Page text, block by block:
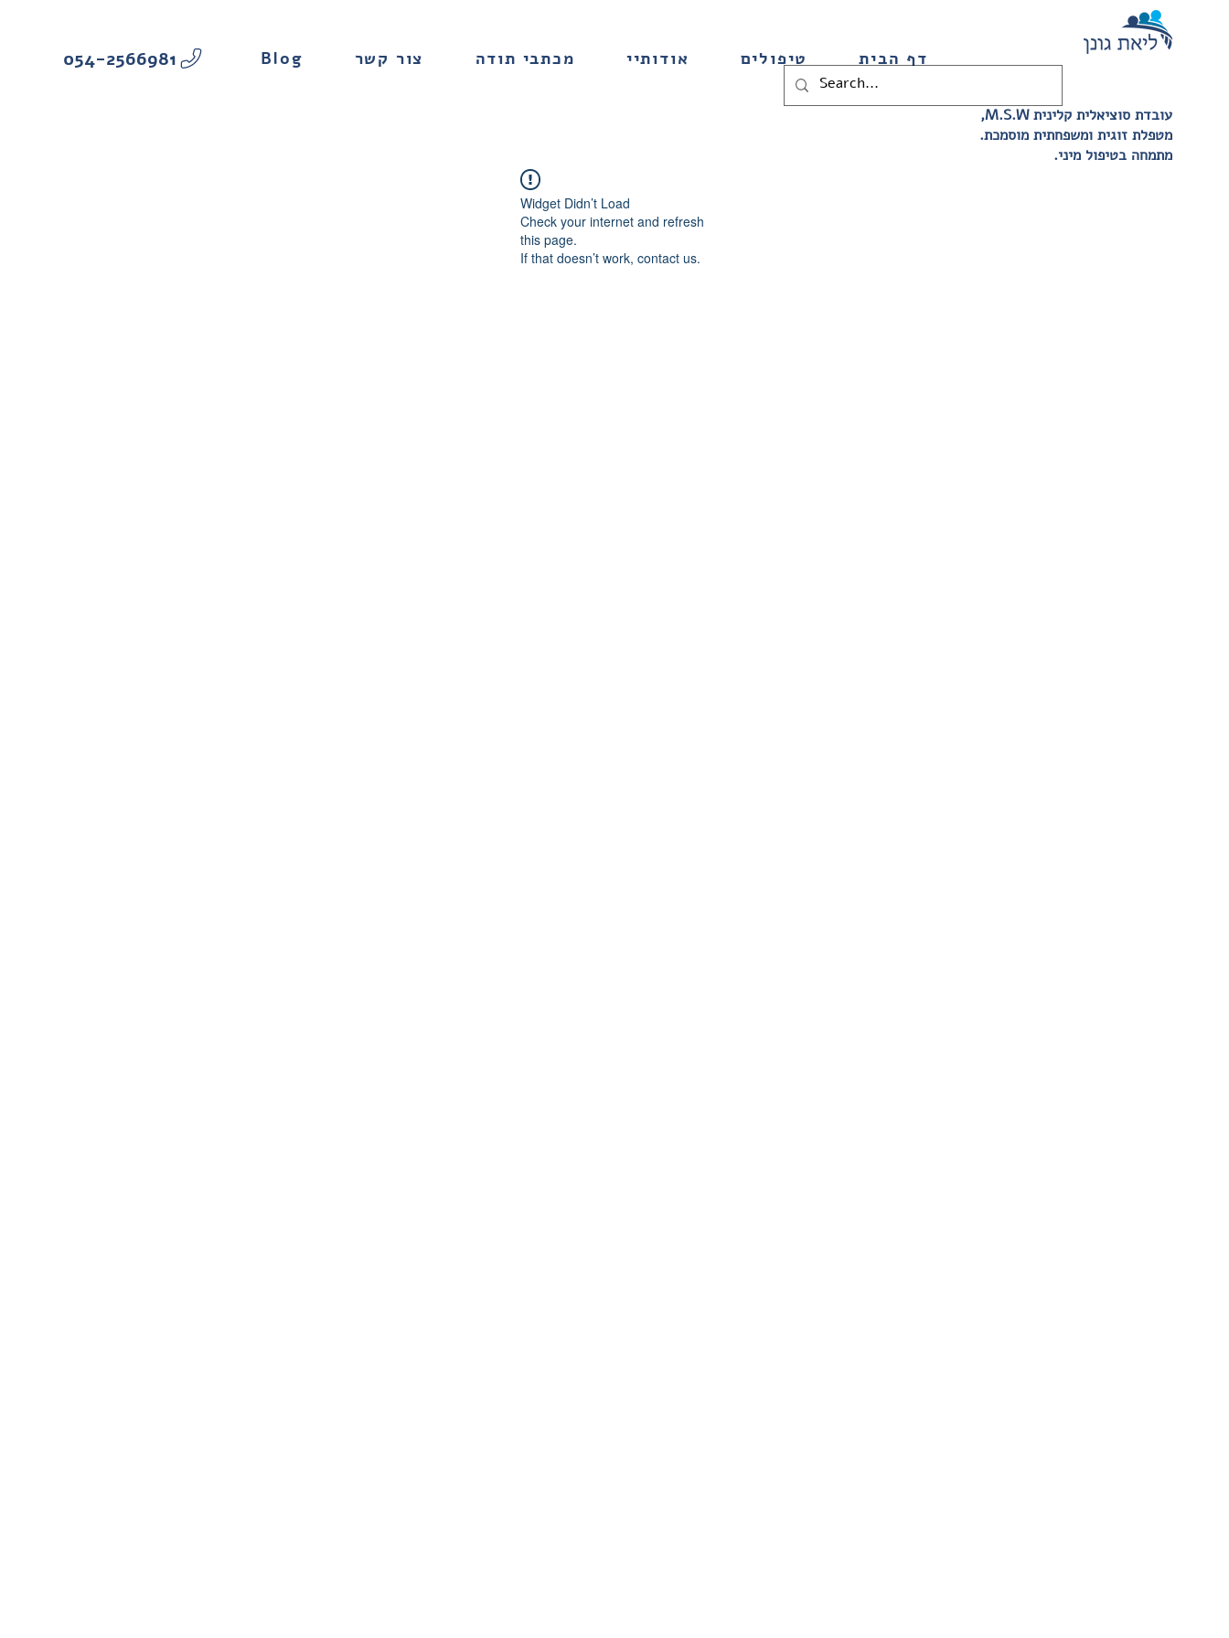
054-2566981 דף הבית טיפולים אודותיי מכתבי תודה צור קשר Blog
,M.S.W עובדת סוציאלית קלינית
.מטפלת זוגית ומשפחתית מוסמכת
.מתמחה בטיפול מיני
Widget Didn’t Load
Check your internet and refresh
this page.
If that doesn’t work, contact us.